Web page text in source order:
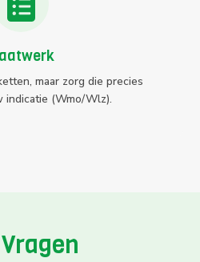
maar zorg die precies
indicatie (Wmo/Wlz).